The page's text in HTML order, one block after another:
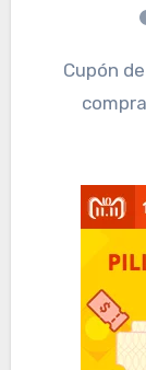
Cupón de hasta diez euros en el dia de las